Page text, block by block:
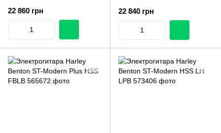
22 860 грн 22 840 грн